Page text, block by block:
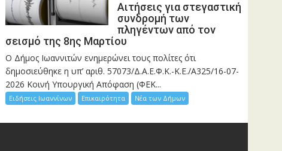
Αιτήσεις για στεγαστική
συνδρομή των
πληγέντων από τον
σεισμό της 8ης Μαρτίου
Ο Δήμος Ιωαννιτών ενημερώνει τους πολίτες ότι
δημοσιεύθηκε η υπ’ αριθ. 57073/Δ.Α.Ε.Φ.Κ.-Κ.Ε./Α325/16-07-
2026 Κοινή Υπουργική Απόφαση (ΦΕΚ...
Ειδήσεις Ιωαννίνων Επικαιρότητα Νέα των Δήμων